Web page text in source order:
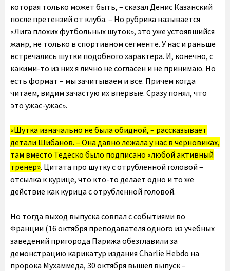
которая только может быть, – сказал Денис Казанский
после претензий от клуба. – Но рубрика называется
«Лига плохих футбольных шуток», это уже устоявшийся
жанр, не только в спортивном сегменте. У нас и раньше
встречались шутки подобного характера. И, конечно, с
какими-то из них я лично не согласен и не принимаю. Но
есть формат – мы зачитываем и все. Причем когда
читаем, видим зачастую их впервые. Сразу понял, что
это ужас-ужас».
«Шутка изначально не была обидной, – рассказывает
детали Шибанов. – Она давно лежала у нас в черновиках,
там вместо Тедеско было подписано «любой активный
тренер». Цитата про шутку с отрубленной головой –
отсылка к курице, что кто-то делает одно и то же
действие как курица с отрубленной головой.
Но тогда выход выпуска совпал с событиями во
Франции (16 октября преподавателя одного из учебных
заведений пригорода Парижа обезглавили за
демонстрацию карикатур издания Charlie Hebdo на
пророка Мухаммеда, 30 октября вышел выпуск –